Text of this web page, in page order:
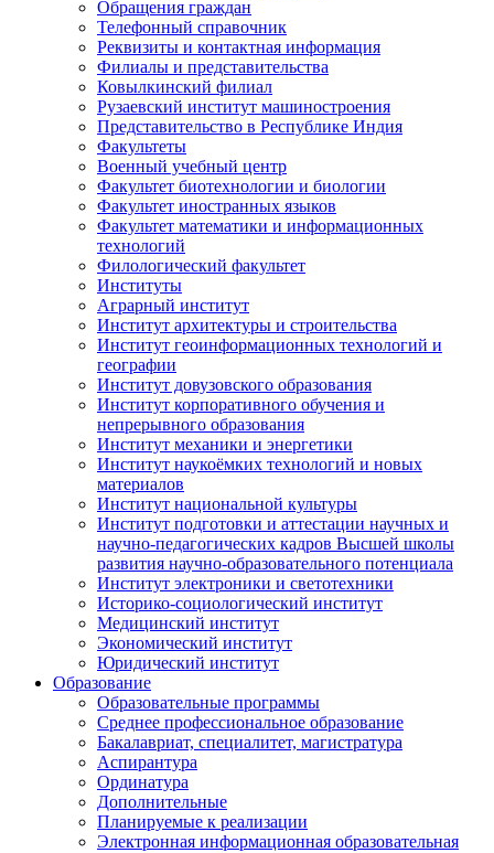
Обращения граждан
Телефонный справочник
Реквизиты и контактная информация
Филиалы и представительства
Ковылкинский филиал
Рузаевский институт машиностроения
Представительство в Республике Индия
Факультеты
Военный учебный центр
Факультет биотехнологии и биологии
Факультет иностранных языков
Факультет математики и информационных
технологий
Филологический факультет
Институты
Аграрный институт
Институт архитектуры и строительства
Институт геоинформационных технологий и
географии
Институт довузовского образования
Институт корпоративного обучения и
непрерывного образования
Институт механики и энергетики
Институт наукоёмких технологий и новых
материалов
Институт национальной культуры
Институт подготовки и аттестации научных и
научно-педагогических кадров Высшей школы
развития научно-образовательного потенциала
Институт электроники и светотехники
Историко-социологический институт
Медицинский институт
Экономический институт
Юридический институт
Образование
Образовательные программы
Среднее профессиональное образование
Бакалавриат, специалитет, магистратура
Аспирантура
Ординатура
Дополнительные
Планируемые к реализации
Электронная информационная образовательная